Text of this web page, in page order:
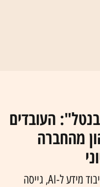
העובדים
מהחברה
ואסט דאטה, העוסקת באחסון ועיבוד מידע ל-AI, גייסה